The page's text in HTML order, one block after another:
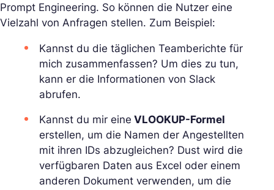
Prompt Engineering. So können die Nutzer eine
Vielzahl von Anfragen stellen. Zum Beispiel:
Kannst du die täglichen Teamberichte für
mich zusammenfassen? Um dies zu tun,
kann er die Informationen von Slack
abrufen.
Kannst du mir eine VLOOKUP-Formel
erstellen, um die Namen der Angestellten
mit ihren IDs abzugleichen? Dust wird die
verfügbaren Daten aus Excel oder einem
anderen Dokument verwenden, um die